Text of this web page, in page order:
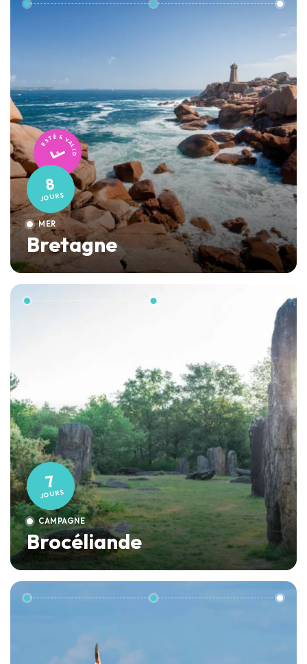
TESTÉ & VALIDÉ
8
JOURS
MER
Bretagne
7
JOURS
CAMPAGNE
Brocéliande